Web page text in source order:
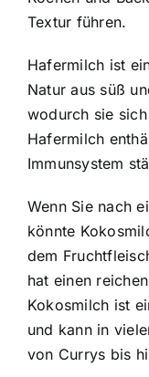
Textur führen.
Hafermilch ist
Natur aus süß
wodurch sie
Hafermilch
Immunsystem
Wenn Sie nach
könnte
dem
hat einen
Kokosmilch ist
und kann in
von Currys bis